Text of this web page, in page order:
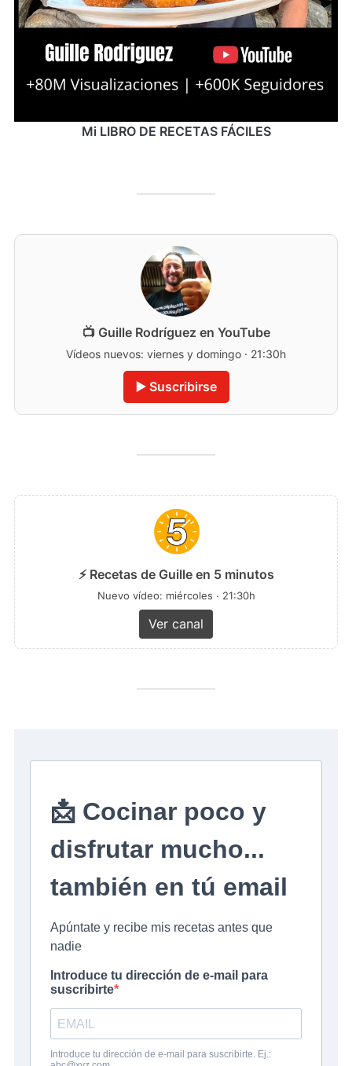
Mi LIBRO DE RECETAS FÁCILES
📺 Guille Rodríguez en YouTube
Vídeos nuevos: viernes y domingo · 21:30h
▶️ Suscribirse
⚡ Recetas de Guille en 5 minutos
Nuevo vídeo: miércoles · 21:30h
Ver canal